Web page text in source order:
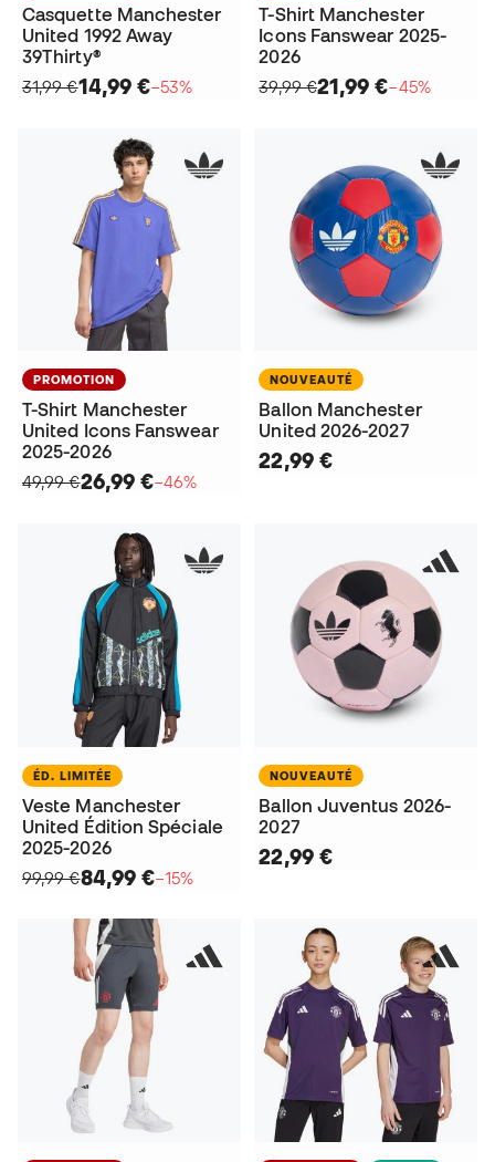
Casquette Manchester
United 1992 Away
39Thirty®
31,99 €14,99 €−53%
T-Shirt Manchester
Icons Fanswear 2025-
2026
39,99 €21,99 €−45%
PROMOTION
T-Shirt Manchester
United Icons Fanswear
2025-2026
49,99 €26,99 €−46%
NOUVEAUTÉ
Ballon Manchester
United 2026-2027
22,99 €
ÉD. LIMITÉE
Veste Manchester
United Édition Spéciale
2025-2026
99,99 €84,99 €−15%
NOUVEAUTÉ
Ballon Juventus 2026-
2027
22,99 €